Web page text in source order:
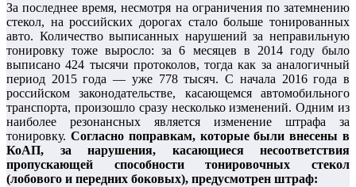
За последнее время, несмотря на ограничения по затемнению
стекол, на российских дорогах стало больше тонированных
авто. Количество выписанных нарушений за неправильную
тонировку тоже выросло: за 6 месяцев в 2014 году было
выписано 424 тысячи протоколов, тогда как за аналогичный
период 2015 года — уже 778 тысяч. С начала 2016 года в
российском законодательстве, касающемся автомобильного
транспорта, произошло сразу несколько изменений. Одним из
наиболее резонансных является изменение штрафа за
тонировку. Согласно поправкам, которые были внесены в
КоАП, за нарушения, касающиеся несоответствия
пропускающей способности тонировочных стекол
(лобового и передних боковых), предусмотрен штраф: